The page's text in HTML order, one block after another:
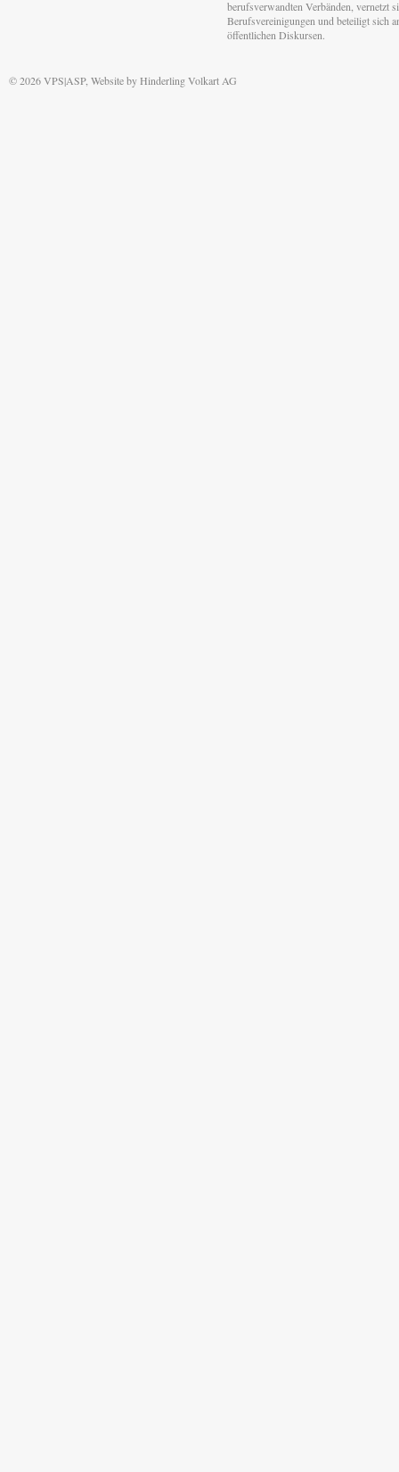
berufsverwandten Verbänden, vernetzt
Berufsvereinigungen und beteiligt sich
öffentlichen Diskursen.
© 2026 VPS|ASP, Website byHinderling Volkart AG